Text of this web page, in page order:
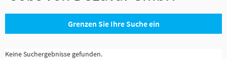
Grenzen Sie Ihre Suche ein
Keine Suchergebnisse gefunden.